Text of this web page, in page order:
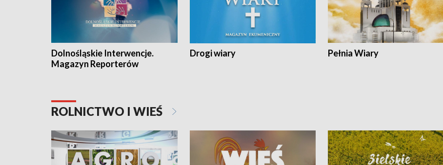
Dolnośląskie Interwencje.
Magazyn Reporterów
Drogi wiary Pełnia Wiary
ROLNICTWO I WIEŚ